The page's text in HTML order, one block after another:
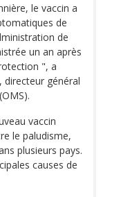
le vaccin a
de
de
un an après
", a
directeur général
vaccin
le paludisme,
plusieurs pays.
causes de